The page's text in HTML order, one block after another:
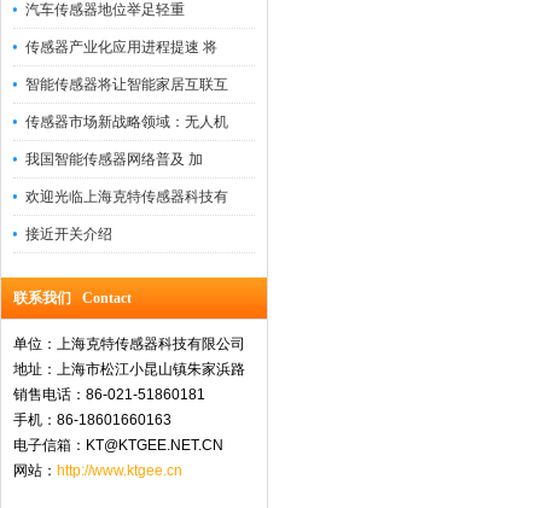
汽车传感器地位举足轻重
传感器产业化应用进程提速 将
智能传感器将让智能家居互联互
传感器市场新战略领域：无人机
我国智能传感器网络普及 加
欢迎光临上海克特传感器科技有
接近开关介绍
联系我们 Contact
单位：上海克特传感器科技有限公司
地址：上海市松江小昆山镇朱家浜路
销售电话：86-021-51860181
手机：86-18601660163
电子信箱：KT@KTGEE.NET.CN
网站： http://www.ktgee.cn